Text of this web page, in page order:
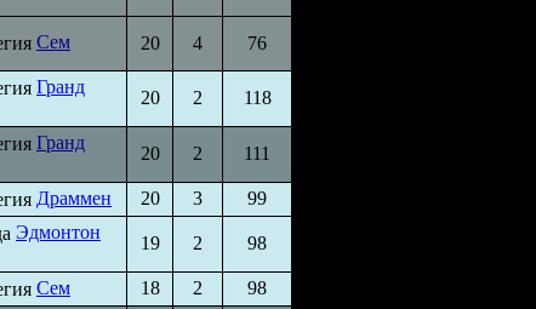
Сем 20 4 76
Гранд
20 2 118
Гранд
20 2 111
Драммен 20 3 99
Эдмонтон
19 2 98
Сем 18 2 98